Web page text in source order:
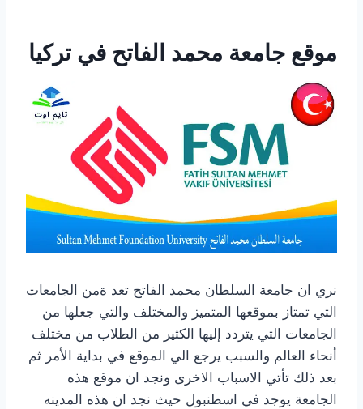
موقع جامعة محمد الفاتح في تركيا
نري ان جامعة السلطان محمد الفاتح تعد ةمن الجامعات
التي تمتاز بموقعها المتميز والمختلف والتي جعلها من
الجامعات التي يتردد إليها الكثير من الطلاب من مختلف
أنحاء العالم والسبب يرجع الي الموقع في بداية الأمر ثم
بعد ذلك تأتي الاسباب الاخرى ونجد ان موقع هذه
الجامعة يوجد في اسطنبول حيث نجد ان هذه المدينه